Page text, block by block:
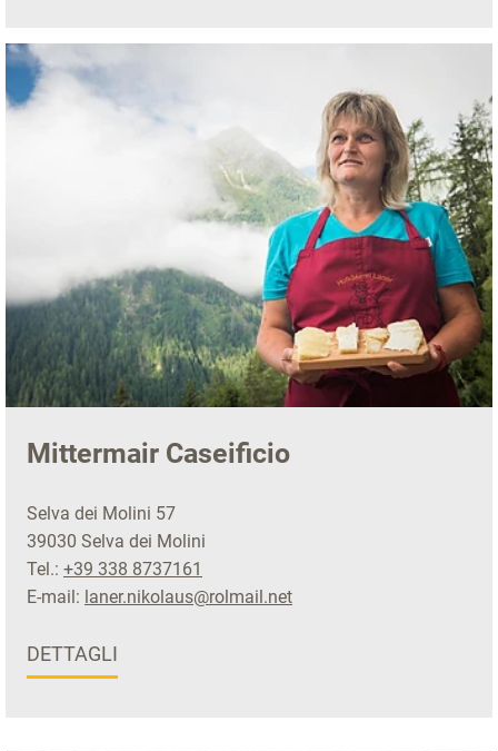
Mittermair Caseificio
Selva dei Molini 57
39030 Selva dei Molini
Tel.: +39 338 8737161
E-mail: laner.nikolaus@rolmail.net
DETTAGLI